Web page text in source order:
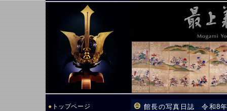
● トップページ 館長の写真日誌 令和8